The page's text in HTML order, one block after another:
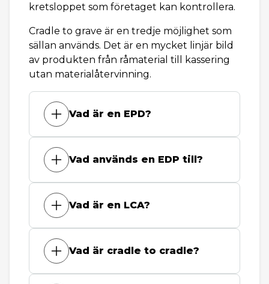
kretsloppet som företaget kan kontrollera.
Cradle to grave är en tredje möjlighet som
sällan används. Det är en mycket linjär bild
av produkten från råmaterial till kassering
utan materialåtervinning.
Vad är en EPD?
Vad används en EDP till?
Vad är en LCA?
Vad är cradle to cradle?